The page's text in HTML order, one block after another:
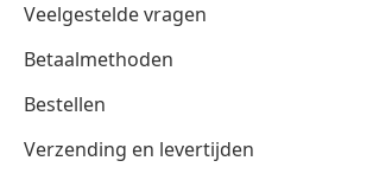
Veelgestelde vragen
Betaalmethoden
Bestellen
Verzending en levertijden